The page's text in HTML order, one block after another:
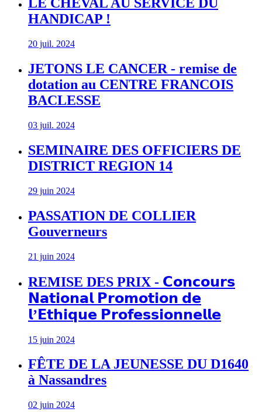
LE CHEVAL AU SERVICE DU
HANDICAP !
20 juil. 2024
JETONS LE CANCER - remise de
dotation au CENTRE FRANCOIS
BACLESSE
03 juil. 2024
SEMINAIRE DES OFFICIERS DE
DISTRICT REGION 14
29 juin 2024
PASSATION DE COLLIER
Gouverneurs
21 juin 2024
REMISE DES PRIX - 𝗖𝗼𝗻𝗰𝗼𝘂𝗿𝘀
𝗡𝗮𝘁𝗶𝗼𝗻𝗮𝗹 𝗣𝗿𝗼𝗺𝗼𝘁𝗶𝗼𝗻 𝗱𝗲
𝗹’𝗘𝘁𝗵𝗶𝗾𝘂𝗲 𝗣𝗿𝗼𝗳𝗲𝘀𝘀𝗶𝗼𝗻𝗻𝗲𝗹𝗹𝗲
15 juin 2024
FÊTE DE LA JEUNESSE DU D1640
à Nassandres
02 juin 2024